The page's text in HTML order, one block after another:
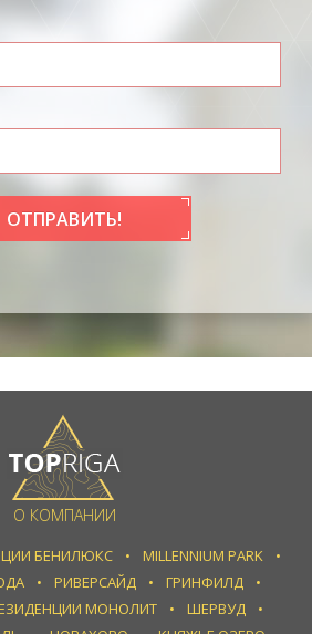
ОТПРАВИТЬ!
О КОМПАНИИ
БЕНИЛЮКС
MILLENNIUM PARK
РИВЕРСАЙД
ГРИНФИЛД
МОНОЛИТ
ШЕРВУД